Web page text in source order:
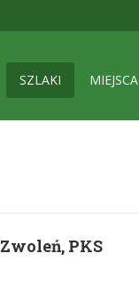
SZLAKI
MIEJSCA
PKS